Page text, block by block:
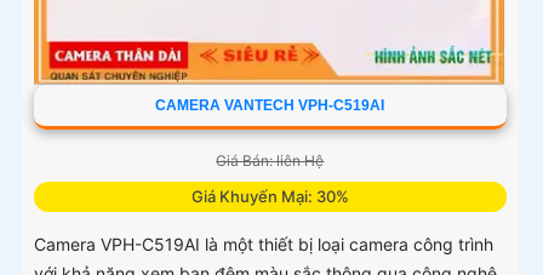
CAMERA VANTECH VPH-C519AI
Giá Bán: liên Hệ
Giá Khuyến Mại: 30%
Camera VPH-C519AI là một thiết bị loại camera công trình